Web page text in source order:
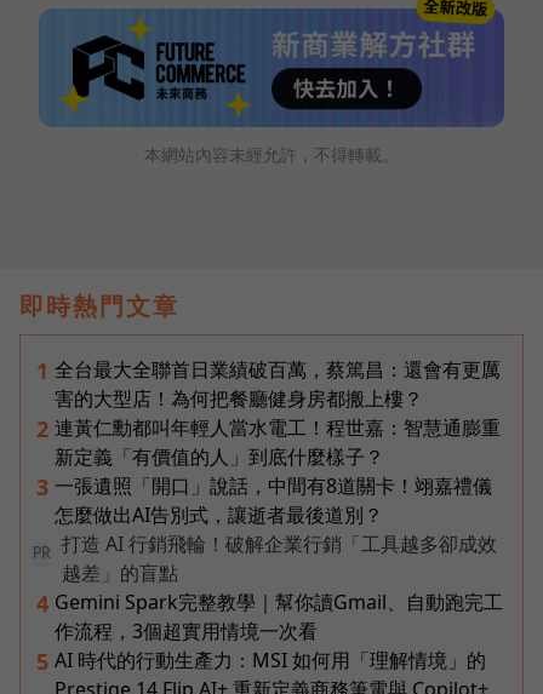
本網站內容未經允許，不得轉載。
即時熱門文章
1 全台最大全聯首日業績破百萬，蔡篤昌：還會有更厲
害的大型店！為何把餐廳健身房都搬上樓？
2 連黃仁勳都叫年輕人當水電工！程世嘉：智慧通膨重
新定義「有價值的人」到底什麼樣子？
3 一張遺照「開口」說話，中間有8道關卡！翊嘉禮儀
怎麼做出AI告別式，讓逝者最後道別？
PR
打造 AI 行銷飛輪！破解企業行銷「工具越多卻成效
越差」的盲點
4 Gemini Spark完整教學｜幫你讀Gmail、自動跑完工
作流程，3個超實用情境一次看
5 AI 時代的行動生產力：MSI 如何用「理解情境」的
Prestige 14 Flip AI+ 重新定義商務筆電與 Copilot+